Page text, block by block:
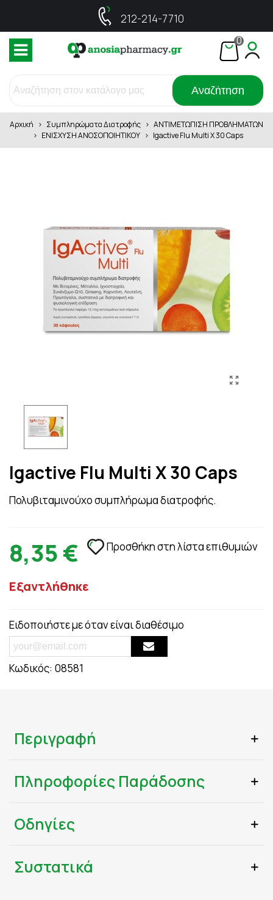
212-214-7710
0
Αναζήτηση
Αρχική > Συμπληρώματα Διατροφής > ΑΝΤΙΜΕΤΩΠΙΣΗ ΠΡΟΒΛΗΜΑΤΩΝ
> ΕΝΙΣΧΥΣΗ ΑΝΟΣΟΠΟΙΗΤΙΚΟΥ > Igactive Flu Multi X 30 Caps
Igactive Flu Multi X 30 Caps
Πολυβιταμινούχο συμπλήρωμα διατροφής.
8,35 € Προσθήκη στη λίστα επιθυμιών
Εξαντλήθηκε
Ειδοποιήστε με όταν είναι διαθέσιμο
Κωδικός: 08581
Περιγραφή
Πληροφορίες Παράδοσης
Οδηγίες
Συστατικά